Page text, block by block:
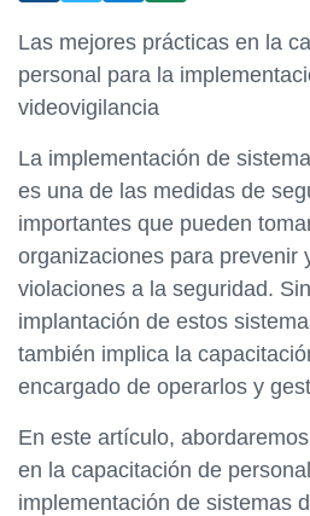
Las mejores prácticas en la
personal para la
videovigilancia
La implementación de
es una de las medidas de
importantes que pueden
organizaciones para prevenir
violaciones a la seguridad.
implantación de estos
también implica la
encargado de operarlos y
En este artículo,
en la capacitación de
implementación de sistemas